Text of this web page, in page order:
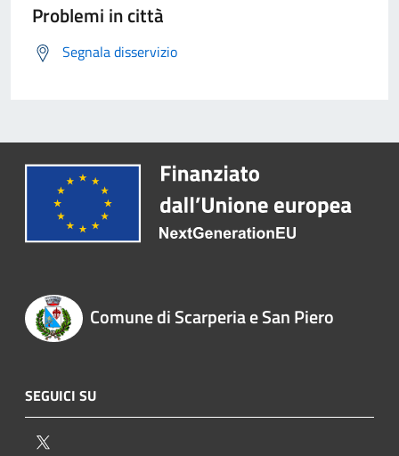
Problemi in città
Segnala disservizio
Comune di Scarperia e San Piero
SEGUICI SU